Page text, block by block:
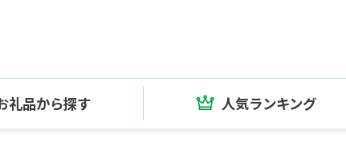
礼品から探す 人気ランキング